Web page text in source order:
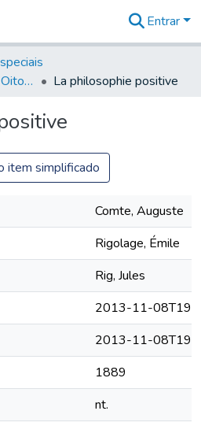
&
Coleções
Tudo na
Digital
Entrar
Filósofos e Polêmicas Oitocentistas - FPO
La philosophie positive
item simplificado
Comte, Auguste
Rigolage, Émile
Rig, Jules
2013-11-
2013-11-
1889
nt.